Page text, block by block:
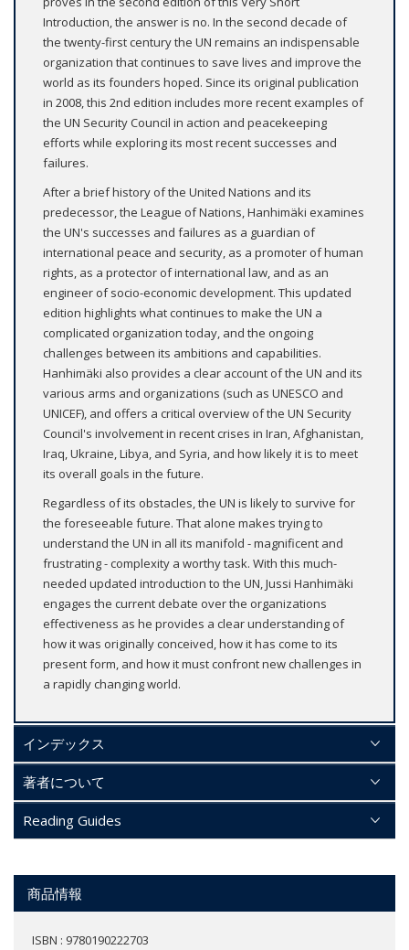
Introduction, the answer is no. In the second decade of
the twenty-first century the UN remains an indispensable
organization that continues to save lives and improve the
world as its founders hoped. Since its original publication
in 2008, this 2nd edition includes more recent examples of
the UN Security Council in action and peacekeeping
efforts while exploring its most recent successes and
failures.
After a brief history of the United Nations and its
predecessor, the League of Nations, Hanhimäki examines
the UN's successes and failures as a guardian of
international peace and security, as a promoter of human
rights, as a protector of international law, and as an
engineer of socio-economic development. This updated
edition highlights what continues to make the UN a
complicated organization today, and the ongoing
challenges between its ambitions and capabilities.
Hanhimäki also provides a clear account of the UN and its
various arms and organizations (such as UNESCO and
UNICEF), and offers a critical overview of the UN Security
Council's involvement in recent crises in Iran, Afghanistan,
Iraq, Ukraine, Libya, and Syria, and how likely it is to meet
its overall goals in the future.
Regardless of its obstacles, the UN is likely to survive for
the foreseeable future. That alone makes trying to
understand the UN in all its manifold - magnificent and
frustrating - complexity a worthy task. With this much-
needed updated introduction to the UN, Jussi Hanhimäki
engages the current debate over the organizations
effectiveness as he provides a clear understanding of
how it was originally conceived, how it has come to its
present form, and how it must confront new challenges in
a rapidly changing world.
インデックス
著者について
Reading Guides
商品情報
ISBN : 9780190222703